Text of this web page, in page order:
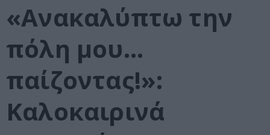
«Ανακαλύπτω την
πόλη μου…
παίζοντας!»:
Καλοκαιρινά